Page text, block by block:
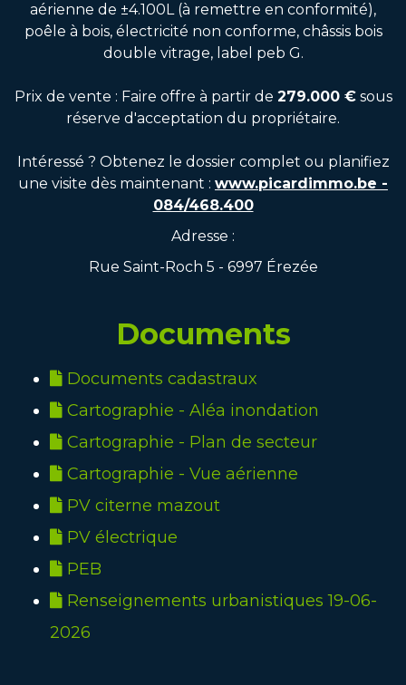
aérienne de ±4.100L (à remettre en conformité),
poêle à bois, électricité non conforme, châssis bois
double vitrage, label peb G.
Prix de vente : Faire offre à partir de 279.000 €sous
réserve d'acceptation du propriétaire.
Intéressé ? Obtenez le dossier complet ou planifiez
une visite dès maintenant : www.picardimmo.be -
084/468.400
Adresse :
Rue Saint-Roch 5 - 6997 Érezée
Documents
Documents cadastraux
Cartographie - Aléa inondation
Cartographie - Plan de secteur
Cartographie - Vue aérienne
PV citerne mazout
PV électrique
PEB
Renseignements urbanistiques 19-06-
2026